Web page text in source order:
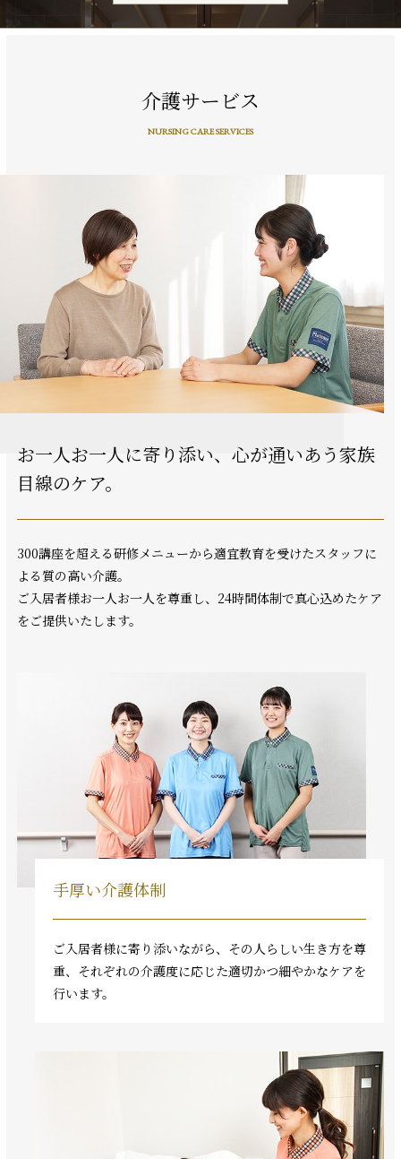
介護サービス
NURSING CARE SERVICES
お一人お一人に寄り添い、 心が通いあう家族
目線のケア。
300講座を超える研修メニューから適宜教育を受けたスタッフに
よる質の高い介護。
ご入居者様お一人お一人を尊重し、24時間体制で真心込めたケア
をご提供いたします。
手厚い介護体制
ご入居者様に寄り添いながら、その人らしい生き方を尊
重、それぞれの介護度に応じた適切かつ細やかなケアを
行います。